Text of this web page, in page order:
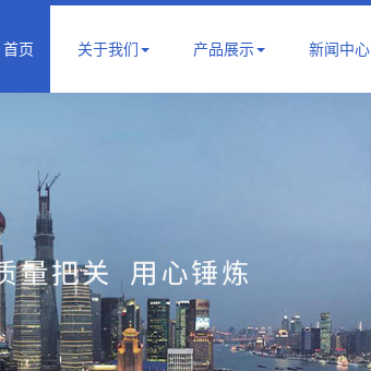
首页 关于我们 产品展示 新闻中心